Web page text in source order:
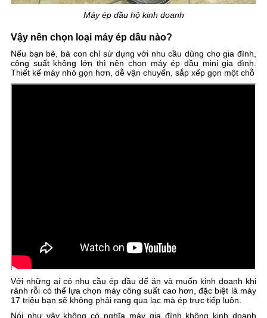
Máy ép dầu hộ kinh doanh
Vậy nên chọn loại máy ép dầu nào?
Nếu bạn bè, bà con chỉ sử dụng với nhu cầu dùng cho gia đình,
công suất không lớn thì nên chọn máy ép dầu mini gia đình.
Thiết kế máy nhỏ gọn hơn, dễ vận chuyển, sắp xếp gọn một chỗ
Với những ai có nhu cầu ép dầu để ăn và muốn kinh doanh khi
rảnh rỗi có thể lựa chọn máy công suất cao hơn, đặc biệt là máy
17 triệu bạn sẽ không phải rang qua lạc mà ép trực tiếp luôn.
Nói như vậy không có nghĩa máy gia đình không kinh doanh